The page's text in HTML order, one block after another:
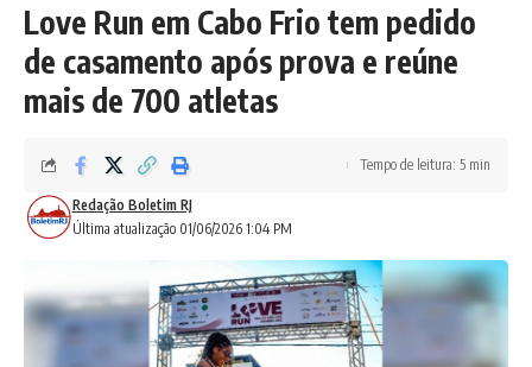
Love Run em Cabo Frio tem pedido
de casamento após prova e reúne
mais de 700 atletas
Última atualização 01/06/2026 1:04 PM
Redação Boletim RJ
Tempo de leitura: 5 min